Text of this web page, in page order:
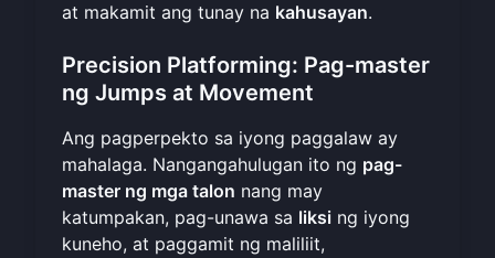
at makamit ang tunay na kahusayan.
Precision Platforming: Pag-master
ng Jumps at Movement
Ang pagperpekto sa iyong paggalaw ay
mahalaga. Nangangahulugan ito ng pag-
master ng mga talon nang may
katumpakan, pag-unawa sa liksi ng iyong
kuneho, at paggamit ng maliliit,